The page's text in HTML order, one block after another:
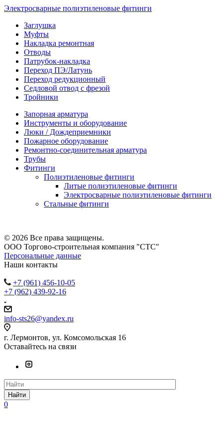
Электросварные полиэтиленовые фитинги
Заглушка
Муфты
Накладка ремонтная
Отводы
Патрубок-накладка
Переход ПЭ/Латунь
Переход редукционный
Седловой отвод с фрезой
Тройники
Запорная арматура
Инструменты и оборудование
Люки / Дождеприемники
Пожарное оборудование
Ремонтно-соединительная арматура
Трубы
Фитинги
Полиэтиленовые фитинги
Литые полиэтиленовые фитинги
Электросварные полиэтиленовые фитинги
Стальные фитинги
© 2026 Все права защищены.
ООО Торгово-строительная компания "СТС"
Персональные данные
Наши контакты
+7 (961) 456-10-05
+7 (962) 439-92-16
info-sts26@yandex.ru
г. Лермонтов, ул. Комсомольская 16
Оставайтесь на связи
Найти
0